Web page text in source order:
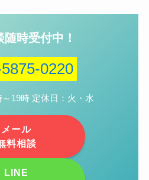
時受付中！
0220
19時 定休日：火・水
メール
料相談
LINE